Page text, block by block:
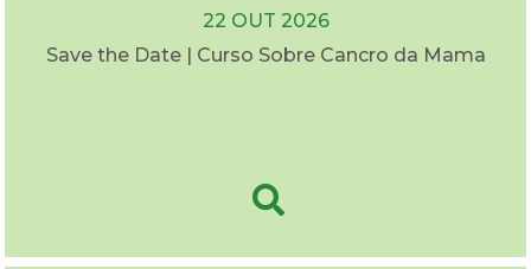
22 OUT 2026
Save the Date | Curso Sobre Cancro da Mama